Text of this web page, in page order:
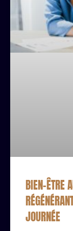
BIEN-ÊTRE
JOURNÉE